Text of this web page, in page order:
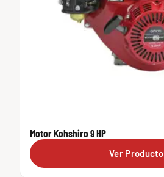
Motor Kohshiro 9 HP
Ver Producto